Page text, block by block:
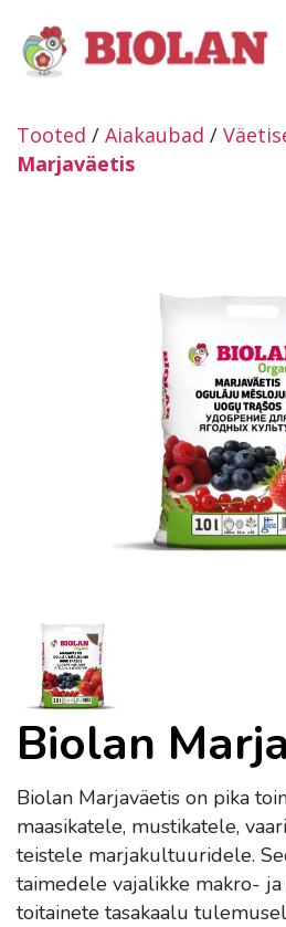
Tooted / Aiakaubad /
Marjaväetis
Biolan
Biolan Marjaväetis on pika
maasikatele, mustikatele,
teistele marjakultuuridele.
taimedele vajalikke makro-
toitainete tasakaalu